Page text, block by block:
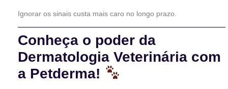
Ignorar os sinais custa mais caro no longo prazo.
Conheça o poder da
Dermatologia Veterinária com
a Petderma!